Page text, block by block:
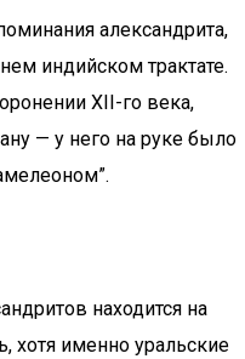
александрита,
индийском трактате.
XII-го века,
— у него на руке было
находится на
хотя именно уральские